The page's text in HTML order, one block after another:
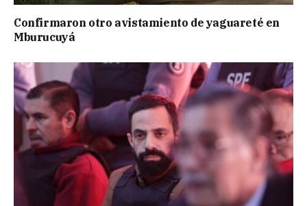
Confirmaron otro avistamiento de yaguareté en
Mburucuyá